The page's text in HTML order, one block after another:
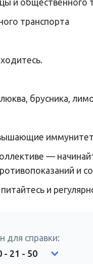
и общественного
транспорта
брусника,
—
и
и
для справки:
- 21 - 50